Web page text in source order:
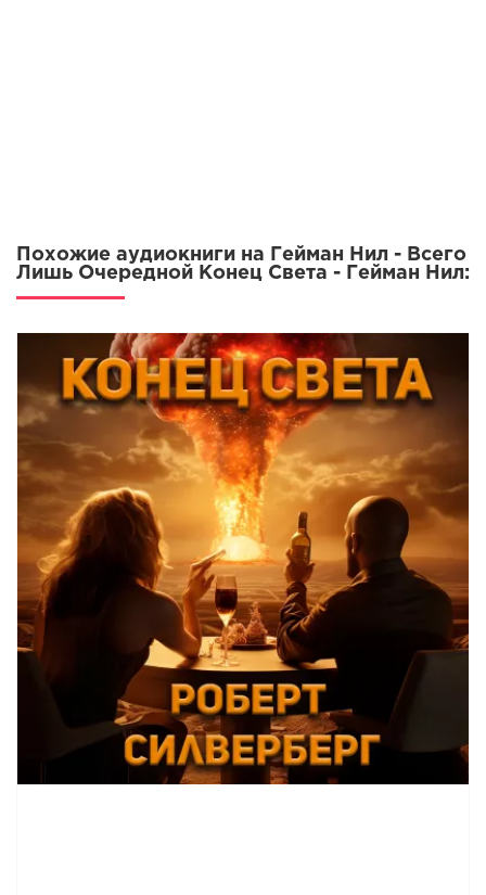
Похожие аудиокниги на Гейман Нил - Всего
Лишь Очередной Конец Света - Гейман Нил: